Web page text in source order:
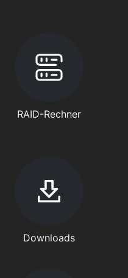
RAID-Rechner
Downloads